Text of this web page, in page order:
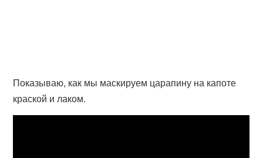
Показываю, как мы маскируем царапину на капоте
краской и лаком.